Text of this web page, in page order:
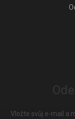
Vložte svůj e-mail a